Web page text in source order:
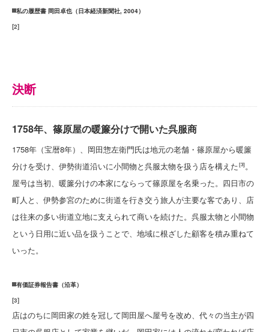
私の履歴書 岡田卓也（日本経済新聞社, 2004）
[2]
決断
1758年、篠原屋の暖簾分けで開いた呉服商
1758年（宝暦8年）、岡田惣左衛門氏は地元の老舗・篠原屋から暖簾
分けを受け、伊勢街道沿いに小間物と呉服太物を扱う店を構えた[3]。
屋号は当初、暖簾分けの本家にならって篠原屋を名乗った。四日市の
町人と、伊勢参宮のために街道を行き交う旅人が主要な客であり、店
は往来の多い街道立地に支えられて商いを続けた。呉服太物と小間物
という日用に近い品を扱うことで、地域に根ざした顧客を積み重ねて
いった。
有価証券報告書（沿革）
[3]
店はのちに岡田家の姓を冠して岡田屋へ屋号を改め、代々の当主が四